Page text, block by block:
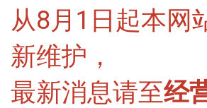
从8月1日起本网
新维护，
最新消息请至经